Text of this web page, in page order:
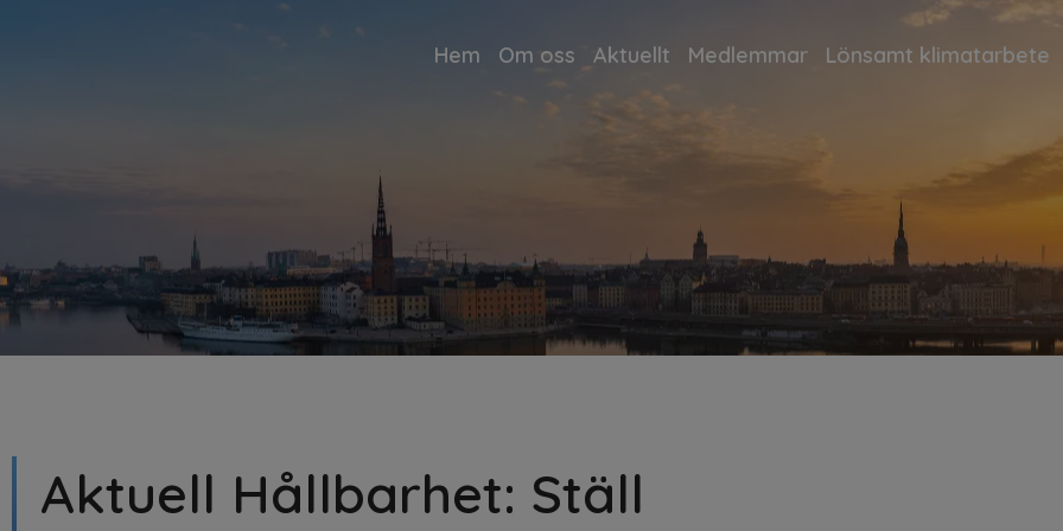
Hem Om oss Aktuellt Medlemmar Lönsamt klimatarbete
Aktuell Hållbarhet: Ställ